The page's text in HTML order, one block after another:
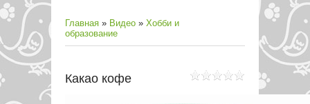
Главная » Видео » Хобби и
образование
Какао кофе